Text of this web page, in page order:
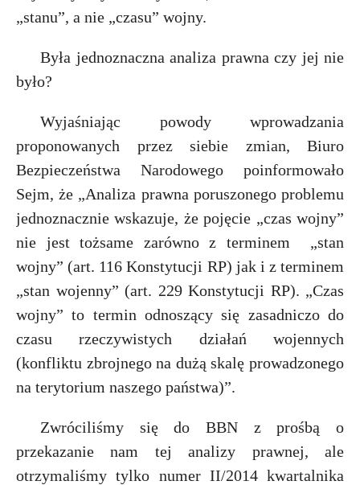
„stanu”, a nie „czasu” wojny.
Była jednoznaczna analiza prawna czy jej nie
było?
Wyjaśniając powody wprowadzania
proponowanych przez siebie zmian, Biuro
Bezpieczeństwa Narodowego poinformowało
Sejm, że „Analiza prawna poruszonego problemu
jednoznacznie wskazuje, że pojęcie „czas wojny”
nie jest tożsame zarówno z terminem
„stan
wojny” (art. 116 Konstytucji RP) jak i z terminem
„stan wojenny” (art. 229 Konstytucji RP). „Czas
wojny” to termin odnoszący się zasadniczo do
czasu rzeczywistych działań wojennych
(konfliktu zbrojnego na dużą skalę prowadzonego
na terytorium naszego państwa)”.
Zwróciliśmy się do BBN z prośbą o
przekazanie nam tej analizy prawnej, ale
otrzymaliśmy tylko numer II/2014 kwartalnika